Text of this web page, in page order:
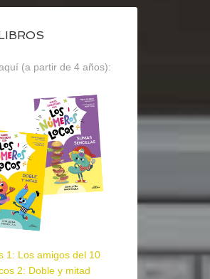
(a partir de 4 años):
1: Los amigos del 10
2: Doble y mitad